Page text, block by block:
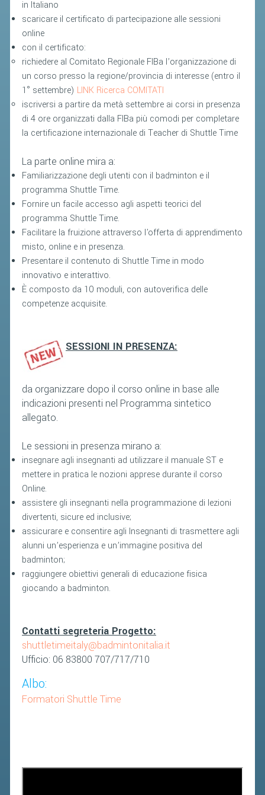
in Italiano
scaricare il certificato di partecipazione alle sessioni
online
con il certificato:
richiedere al Comitato Regionale FIBa l’organizzazione di
un corso presso la regione/provincia di interesse (entro il
1° settembre) LINK Ricerca COMITATI
iscriversi a partire da metà settembre ai corsi in presenza
di 4 ore organizzati dalla FIBa più comodi per completare
la certificazione internazionale di Teacher di Shuttle Time
La parte online mira a:
Familiarizzazione degli utenti con il badminton e il
programma Shuttle Time.
Fornire un facile accesso agli aspetti teorici del
programma Shuttle Time.
Facilitare la fruizione attraverso l'offerta di apprendimento
misto, online e in presenza.
Presentare il contenuto di Shuttle Time in modo
innovativo e interattivo.
È composto da 10 moduli, con autoverifica delle
competenze acquisite.
SESSIONI IN PRESENZA:
da organizzare dopo il corso online in base alle
indicazioni presenti nel Programma sintetico
allegato.
Le sessioni in presenza mirano a:
insegnare agli insegnanti ad utilizzare il manuale ST e
mettere in pratica le nozioni apprese durante il corso
Online.
assistere gli insegnanti nella programmazione di lezioni
divertenti, sicure ed inclusive;
assicurare e consentire agli Insegnanti di trasmettere agli
alunni un’esperienza e un’immagine positiva del
badminton;
raggiungere obiettivi generali di educazione fisica
giocando a badminton.
Contatti segreteria Progetto:
shuttletimeitaly@badmintonitalia.it
Ufficio: 06 83800 707/717/710
Albo:
Formatori Shuttle Time
ATLETI D'INTERESSE NAZIONALE
PROMOZIONE
NUOVI GIOCHI DELLA GIOVENTÙ
PROGETTO SHUTTLE TIME
ENTI DI PROMOZIONE SPORTIVA
PROGETTI CONI
PROGETTI SPORT E SALUTE
FORMAZIONE
VOLA CON NOI
DIRIGENTI
DOCUMENTAZIONE E RICERCA
DOCENTI FORMATORI
(D)ISTANTI DI B@DMINTON
FEDERAZIONE TRASPARENTE
REVOCA DI SOCIETÀ, ASSOCIAZIONI
E TESSERATI
CONTROLLO IN ORDINE AL
COMPETIZIONI E DEI CAMPIONATI
SPORTIVI PROFESSIONISTICI
ALL'ALTO LIVELLO
UTILIZZAZIONE DEI CONTRIBUTI